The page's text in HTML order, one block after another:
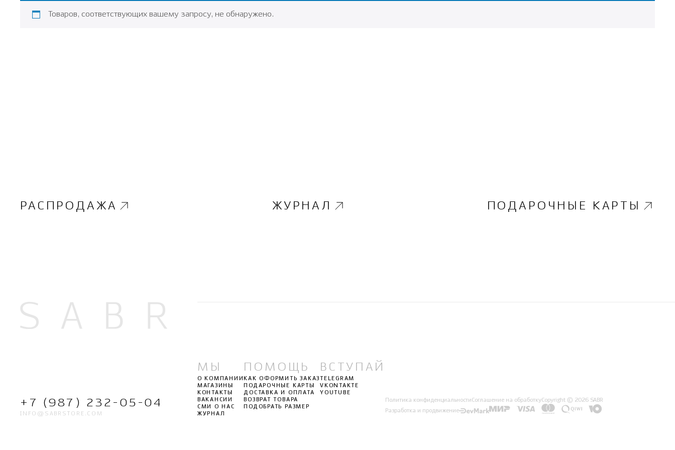
Товаров, соответствующих вашему запросу, не обнаружено.
РАСПРОДАЖА ЖУРНАЛ ПОДАРОЧНЫЕ КАРТЫ
+7 (987) 232-05-04
INFO@SABRSTORE.COM
МЫ
О КОМПАНИИ
МАГАЗИНЫ
КОНТАКТЫ
ВАКАНСИИ
СМИ О НАС
ЖУРНАЛ
ПОМОЩЬ
КАК ОФОРМИТЬ ЗАКАЗ
ПОДАРОЧНЫЕ КАРТЫ
ДОСТАВКА И ОПЛАТА
ВОЗВРАТ ТОВАРА
ПОДОБРАТЬ РАЗМЕР
ВСТУПАЙ
TELEGRAM
VKONTAKTE
YOUTUBE
Политика конфиденциальности Соглашение на обработкуCopyright © 2026 SABR
Разработка и продвижение